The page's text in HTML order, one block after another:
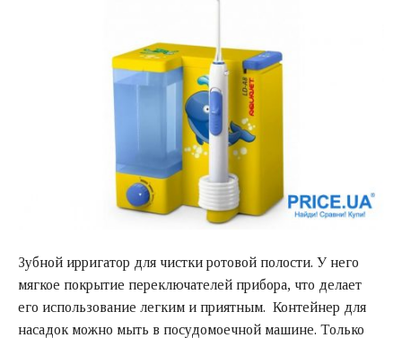
Зубной ирригатор для чистки ротовой полости. У него
мягкое покрытие переключателей прибора, что делает
его использование легким и приятным. Контейнер для
насадок можно мыть в посудомоечной машине. Только